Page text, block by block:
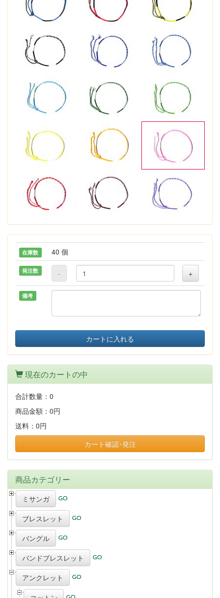
在庫数 40 個
発注数 - +
備考
カートに入れる
現在のカートの中
合計数量： 0
商品金額： 0円
送料： 0円
カート確認･発注
商品カテゴリー
ミサンガ
ブレスレット
バングル
バンドブレスレット
アンクレット